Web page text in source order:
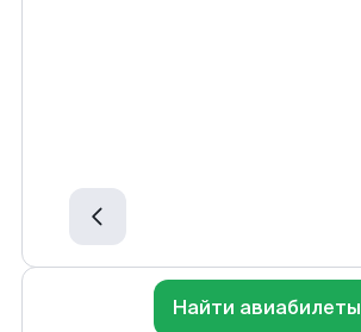
Найти авиабилеты